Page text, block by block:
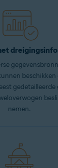
beschikken
gedetailleerde
nemen.